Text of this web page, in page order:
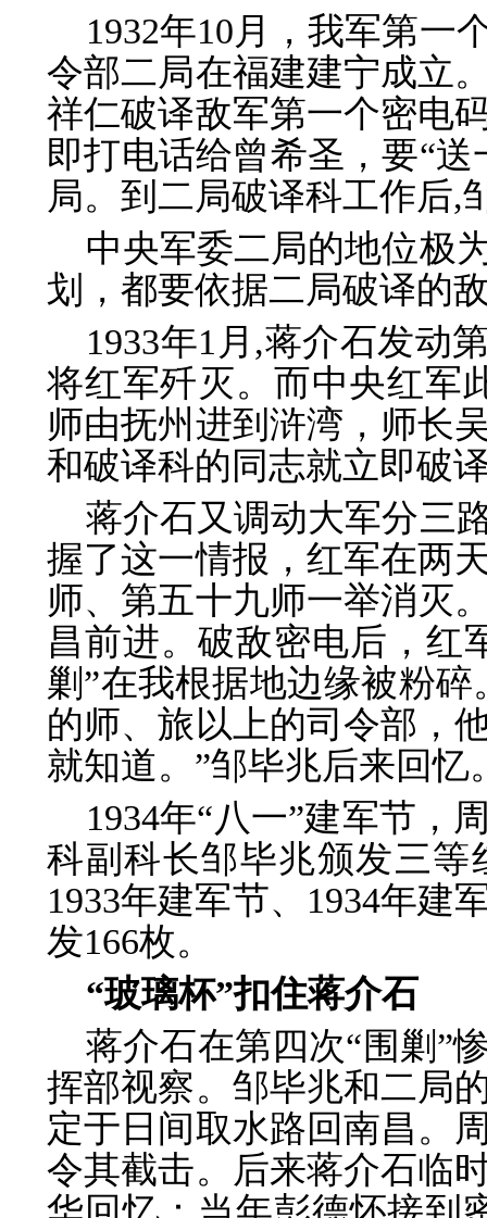
1932年10月，我军第
令部二局在福建建宁成立
祥仁破译敌军第一个密电
即打电话给曾希圣，要“
局。到二局破译科工作后,
中央军委二局的地位极
划，都要依据二局破译的
1933年1月,蒋介石发动
将红军歼灭。而中央红军
师由抚州进到浒湾，师长
和破译科的同志就立即破
蒋介石又调动大军分三
握了这一情报，红军在两
师、第五十九师一举消灭
昌前进。破敌密电后，红
剿”在我根据地边缘被粉
的师、旅以上的司令部，
就知道。”邹毕兆后来回忆
1934年“八一”建军节，
科副科长邹毕兆颁发三
1933年建军节、1934年建
发166枚。
“玻璃杯”扣住蒋介石
蒋介石在第四次“围剿”
挥部视察。邹毕兆和二局
定于日间取水路回南昌。
令其截击。后来蒋介石临